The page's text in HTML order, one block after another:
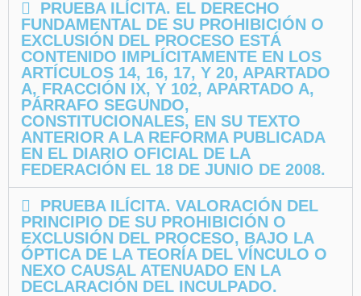
PRUEBA ILÍCITA. EL DERECHO
FUNDAMENTAL DE SU PROHIBICIÓN O
EXCLUSIÓN DEL PROCESO ESTÁ
CONTENIDO IMPLÍCITAMENTE EN LOS
ARTÍCULOS 14, 16, 17, Y 20, APARTADO
A, FRACCIÓN IX, Y 102, APARTADO A,
PÁRRAFO SEGUNDO,
CONSTITUCIONALES, EN SU TEXTO
ANTERIOR A LA REFORMA PUBLICADA
EN EL DIARIO OFICIAL DE LA
FEDERACIÓN EL 18 DE JUNIO DE 2008.
PRUEBA ILÍCITA. VALORACIÓN DEL
PRINCIPIO DE SU PROHIBICIÓN O
EXCLUSIÓN DEL PROCESO, BAJO LA
ÓPTICA DE LA TEORÍA DEL VÍNCULO O
NEXO CAUSAL ATENUADO EN LA
DECLARACIÓN DEL INCULPADO.